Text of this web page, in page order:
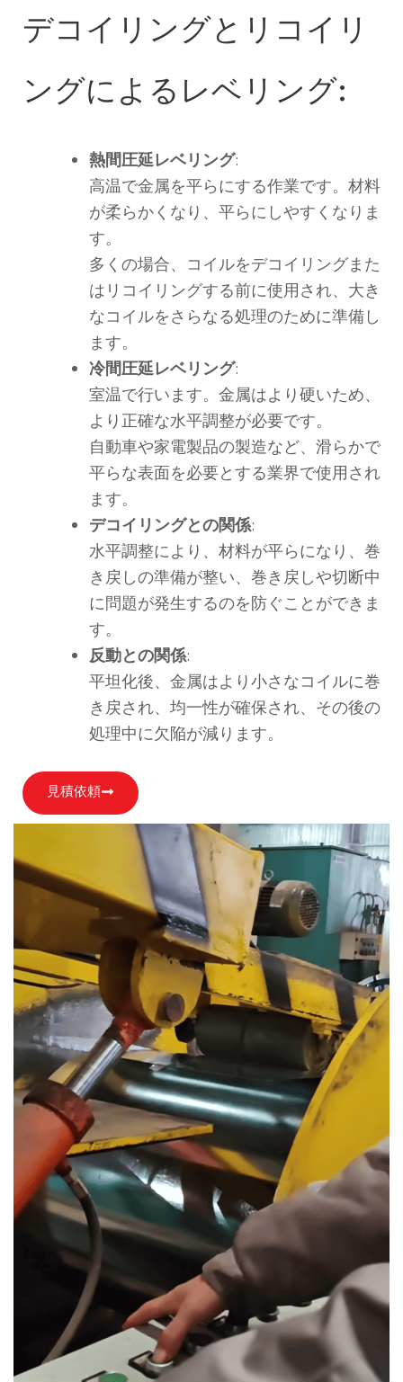
デコイリングとリコイリ
ングによるレベリング:
熱間圧延レベリング:
高温で金属を平らにする作業です。材料
が柔らかくなり、平らにしやすくなりま
す。
多くの場合、コイルをデコイリングまた
はリコイリングする前に使用され、大き
なコイルをさらなる処理のために準備し
ます。
冷間圧延レベリング:
室温で行います。金属はより硬いため、
より正確な水平調整が必要です。
自動車や家電製品の製造など、滑らかで
平らな表面を必要とする業界で使用され
ます。
デコイリングとの関係:
水平調整により、材料が平らになり、巻
き戻しの準備が整い、巻き戻しや切断中
に問題が発生するのを防ぐことができま
す。
反動との関係:
平坦化後、金属はより小さなコイルに巻
き戻され、均一性が確保され、その後の
処理中に欠陥が減ります。
見積依頼